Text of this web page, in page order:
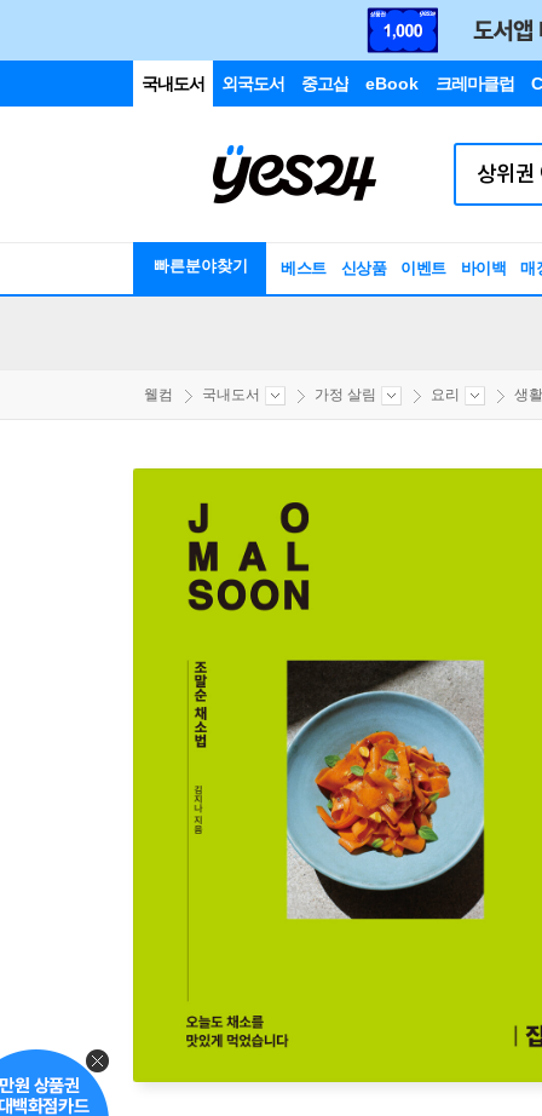
국내도서 외국도서 중고샵 eBook 크레마클럽
빠른분야찾기 베스트 신상품 이벤트 바이백 매
웰컴 국내도서 가정 살림 요리 생